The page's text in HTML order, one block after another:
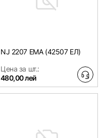
NJ 2207 EMA (42507 EЛ)
Цена за шт.:
480,00 лей